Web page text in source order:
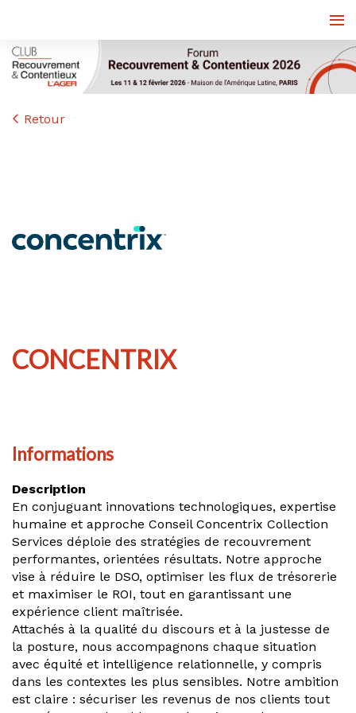
Retour
CONCENTRIX
Informations
Description
En conjuguant innovations technologiques, expertise
humaine et approche Conseil Concentrix Collection
Services déploie des stratégies de recouvrement
performantes, orientées résultats. Notre approche
vise à réduire le DSO, optimiser les flux de trésorerie
et maximiser le ROI, tout en garantissant une
expérience client maîtrisée.
Attachés à la qualité du discours et à la justesse de
la posture, nous accompagnons chaque situation
avec équité et intelligence relationnelle, y compris
dans les contextes les plus sensibles. Notre ambition
est claire : sécuriser les revenus de nos clients tout